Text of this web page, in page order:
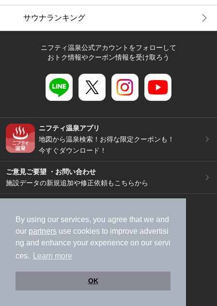
By using our services, you agree that we and
our partners use cookies to improve advertisi
ng and enhance your experience on our servi
ces.
Learn more
OK
サウナランキング
ニフティ温泉公式アカウントをフォローして
おトク情報やクーポン情報を受け取ろう
ニフティ温泉アプリ
地図から温泉検索！お得な限定クーポンも！
今すぐダウンロード！
ご意見ご要望 ・お問い合わせ
施設データの新規追加や修正依頼もこちらから
加盟店募集（資料請求）
広告出稿のご案内
利用規約
ライフスタイルMEMBERS+規約
特定商取引法に基づく表記
ヘルプ
採用情報
運営会社